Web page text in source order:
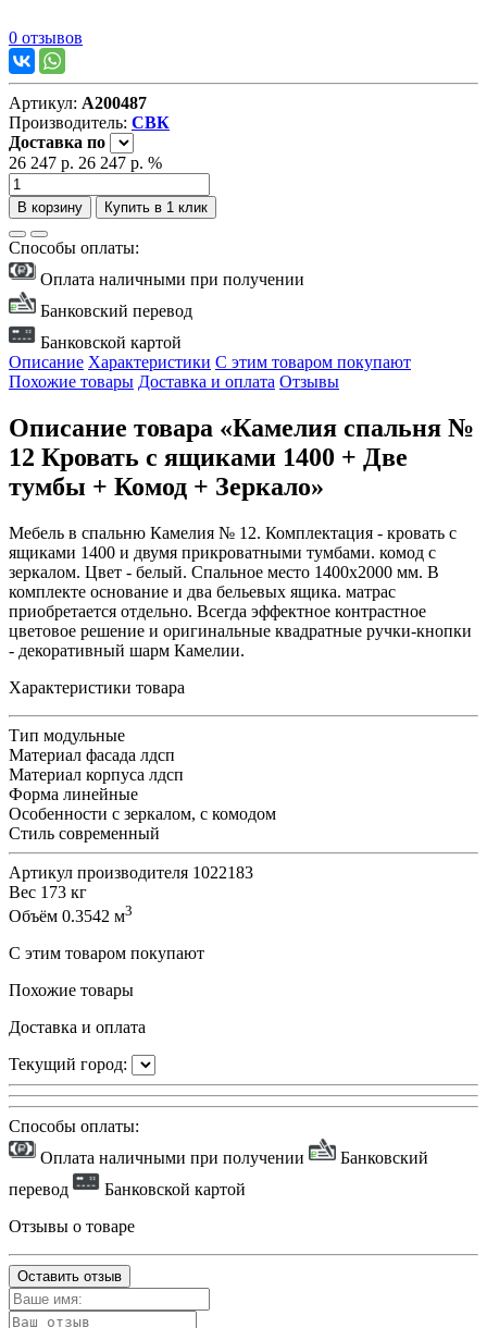
0 отзывов
Артикул: А200487
Производитель: СВК
Доставка по
26 247 р. 26 247 р. %
В корзину Купить в 1 клик
Способы оплаты:
Оплата наличными при получении
Банковский перевод
Банковской картой
Описание Характеристики С этим товаром покупают
Похожие товары Доставка и оплата Отзывы
Описание товара «Камелия спальня №
12 Кровать с ящиками 1400 + Две
тумбы + Комод + Зеркало»
Мебель в спальню Камелия № 12. Комплектация - кровать с
ящиками 1400 и двумя прикроватными тумбами. комод с
зеркалом. Цвет - белый. Спальное место 1400х2000 мм. В
комплекте основание и два бельевых ящика. матрас
приобретается отдельно. Всегда эффектное контрастное
цветовое решение и оригинальные квадратные ручки-кнопки
- декоративный шарм Камелии.
Характеристики товара
Тип модульные
Материал фасада лдсп
Материал корпуса лдсп
Форма линейные
Особенности с зеркалом, с комодом
Стиль современный
Артикул производителя 1022183
Вес 173 кг
Объём 0.3542 м3
С этим товаром покупают
Похожие товары
Доставка и оплата
Текущий город:
Способы оплаты:
Оплата наличными при получении
Банковский
перевод
Банковской картой
Отзывы о товаре
Оставить отзыв